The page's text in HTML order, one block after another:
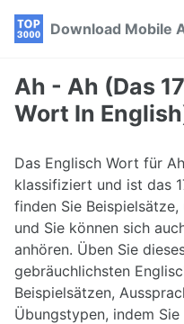
Skip
navigation
Skip
Skip
Download Mobile
Ah - Ah (Das
Wort In
Das Englisch Wort für
klassifiziert und ist das
finden Sie
und Sie können sich
anhören. Üben Sie
gebräuchlichsten
Beispielsätzen,
Übungstypen, indem